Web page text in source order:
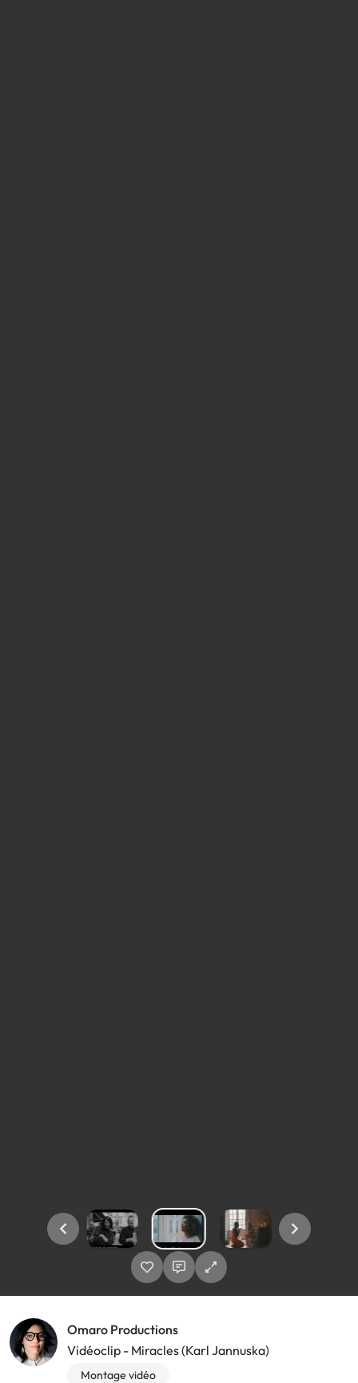
Omaro Productions
Vidéoclip - Miracles (Karl Jannuska)
Montage vidéo